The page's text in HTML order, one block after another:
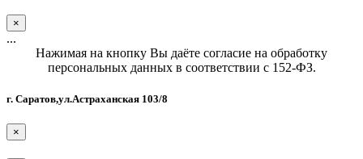
×
...
Нажимая на кнопку Вы даёте согласие на обработку
персональных данных в соответствии с 152-ФЗ.
г. Саратов,ул.Астраханская 103/8
×